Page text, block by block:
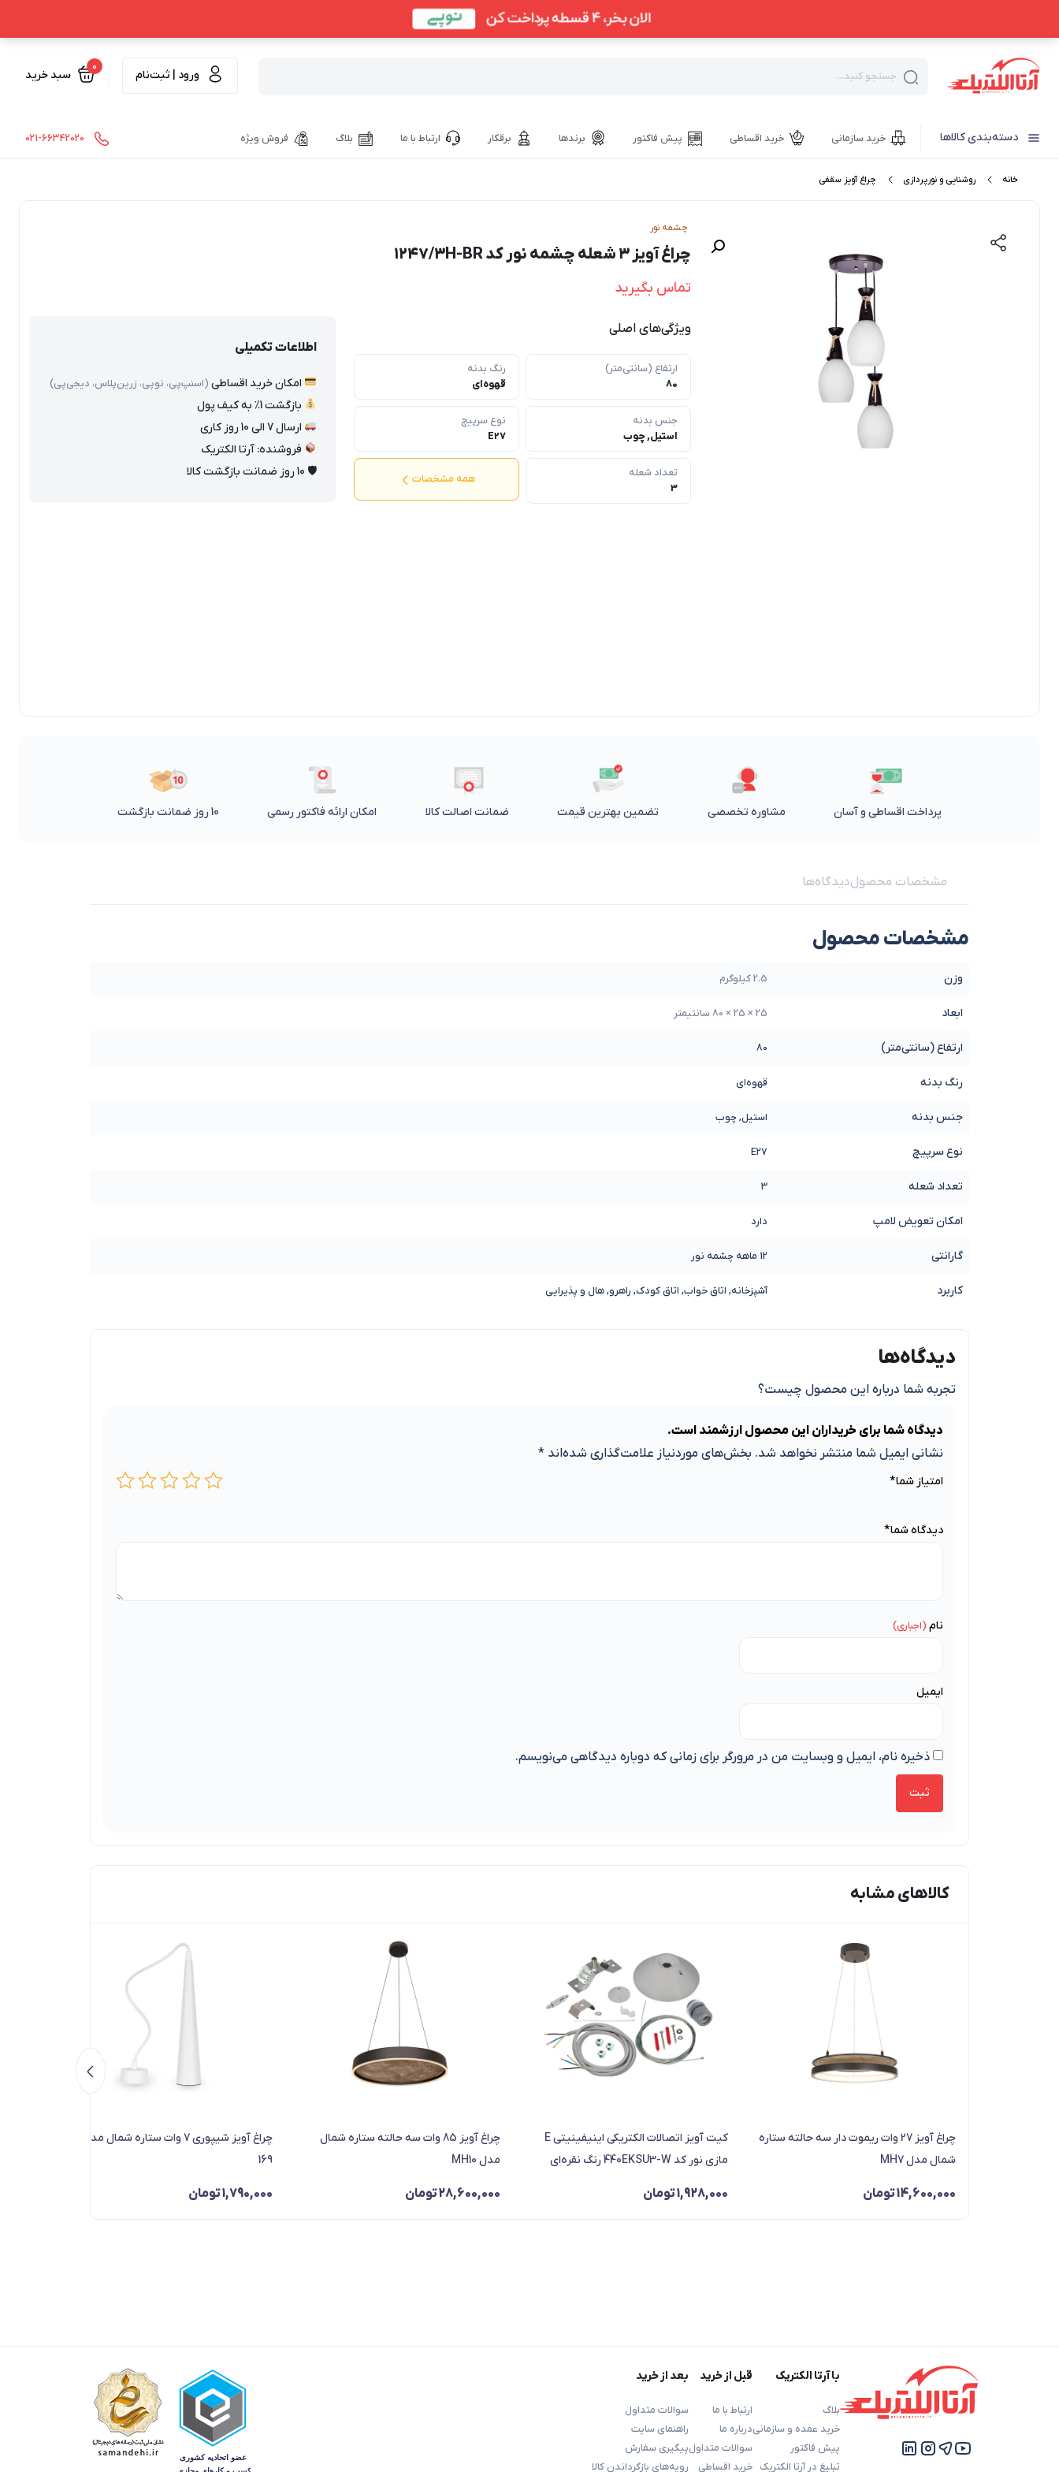
جستجو کنید... ورود | ثبت‌نام
0
سبد خرید
دسته‌بندی کالاها خرید سازمانی خرید اقساطی پیش فاکتور برندها برقکار ارتباط با ما بلاگ فروش ویژه 021-66342020
خانه روشنایی و نورپردازی چراغ آویز سقفی
چشمه نور
چراغ آویز ۳ شعله چشمه نور کد ۱۲۴۷/۳H-BR
تماس بگیرید
ویژگی‌های اصلی
ارتفاع (سانتی‌متر)
80
رنگ بدنه
قهوه‌ای
جنس بدنه
استیل, چوب
نوع سرپیچ
E27
تعداد شعله
3
همه مشخصات
اطلاعات تکمیلی
امکان خرید اقساطی (اسنپ‌پی، نوپی، زرین‌پلاس، دیجی‌پی)
بازگشت 1٪ به کیف پول
ارسال 7 الی 10 روز کاری
فروشنده: آرتا الکتریک
🛡 10 روز ضمانت بازگشت کالا
پرداخت اقساطی و آسان مشاوره تخصصی تضمین بهترین قیمت ضمانت اصالت کالا امکان ارائه فاکتور رسمی 10 روز ضمانت بازگشت
مشخصات محصولدیدگاه‌ها
مشخصات محصول
وزن 2.5 کیلوگرم
ابعاد 25 × 25 × 80 سانتیمتر
ارتفاع (سانتی‌متر) 80
رنگ بدنه قهوه‌ای
جنس بدنه استیل, چوب
نوع سرپیچ E27
تعداد شعله 3
امکان تعویض لامپ دارد
گارانتی 12 ماهه چشمه نور
کاربرد آشپزخانه, اتاق خواب, اتاق کودک, راهرو, هال و پذیرایی
دیدگاه‌ها
تجربه شما درباره این محصول چیست؟
دیدگاه شما برای خریداران این محصول ارزشمند است.
نشانی ایمیل شما منتشر نخواهد شد. بخش‌های موردنیاز علامت‌گذاری شده‌اند *
امتیاز شما*
دیدگاه شما*
نام
ایمیل
ذخیره نام، ایمیل و وبسایت من در مرورگر برای زمانی که دوباره دیدگاهی می‌نویسم.
کالاهای مشابه
چراغ آویز 27 وات ریموت دار سه حالته ستاره
شمال مدل MH7
14,600,000تومان
کیت آویز اتصالات الکتریکی اینیفینیتی E
مازی نور کد 440EKSU3-W رنگ نقره‌ای
1,928,000تومان
چراغ آویز 85 وات سه حالته ستاره شمال
مدل MH10
28,600,000تومان
169
1,790,000تومان
با آرتا الکتریک
بلاگ
خرید عمده و سازمانی
پیش فاکتور
تبلیغ در آرتا الکتریک
قبل از خرید
ارتباط با ما
درباره ما
سوالات متداول
خرید اقساطی
بعد از خرید
سوالات متداول
راهنمای سایت
پیگیری سفارش
رویه‌های بازگرداندن کالا